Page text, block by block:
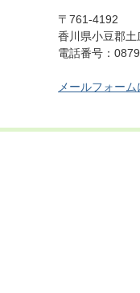
〒761-4192
香川県小豆郡
電話番号：
メールフォー